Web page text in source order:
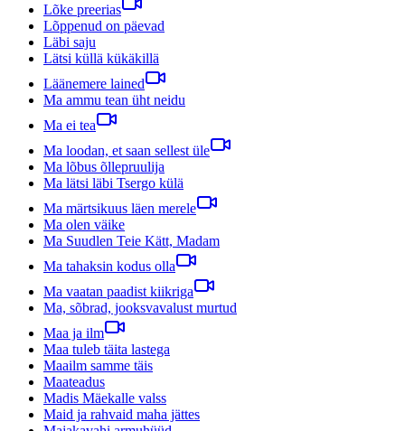
Lõke preerias
Lõppenud on päevad
Läbi saju
Lätsi küllä kükäkillä
Läänemere lained
Ma ammu tean üht neidu
Ma ei tea
Ma loodan, et saan sellest üle
Ma lõbus õllepruulija
Ma lätsi läbi Tsergo külä
Ma märtsikuus läen merele
Ma olen väike
Ma Suudlen Teie Kätt, Madam
Ma tahaksin kodus olla
Ma vaatan paadist kiikriga
Ma, sõbrad, jooksvavalust murtud
Maa ja ilm
Maa tuleb täita lastega
Maailm samme täis
Maateadus
Madis Mäekalle valss
Maid ja rahvaid maha jättes